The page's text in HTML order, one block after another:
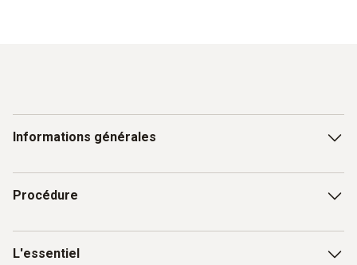
Informations générales
avant une stérilisation, p.ex. d’instruments chirurgicaux
En cas de mauvaise désinfection, la stérilisation pourra
être moins efficace
Procédure
L'équipement de nettoyage et de désinfection
L'essentiel